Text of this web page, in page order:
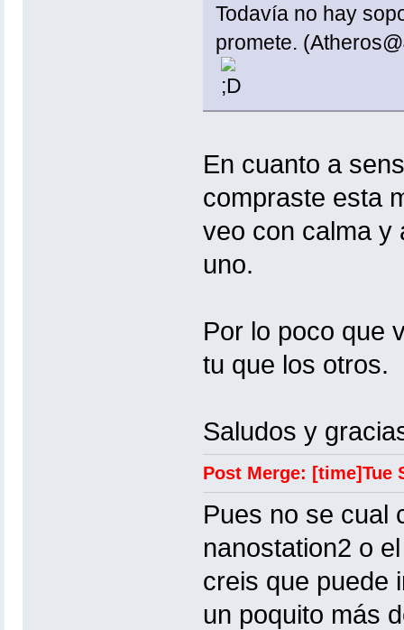
Todavía no hay
promete.
En cuanto a
compraste esta
veo con calma y
uno.
Por lo poco que
tu que los otros.
Saludos y
Post Merge: [time]Tue
Pues no se cual
nanostation2 o
creis que puede
un poquito más